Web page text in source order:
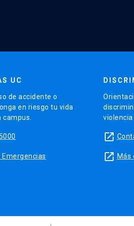
UC
de accidente o
en riesgo tu vida
Emergencias
violencia
launch
launch Más